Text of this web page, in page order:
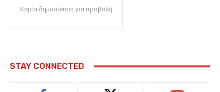
Καμία δημοσίευση για προβολή
STAY CONNECTED